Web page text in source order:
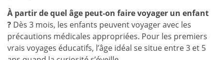
À partir de quel âge peut-on faire voyager un enfant
? Dès 3 mois, les enfants peuvent voyager avec les
précautions médicales appropriées. Pour les premiers
vrais voyages éducatifs, l’âge idéal se situe entre 3 et 5